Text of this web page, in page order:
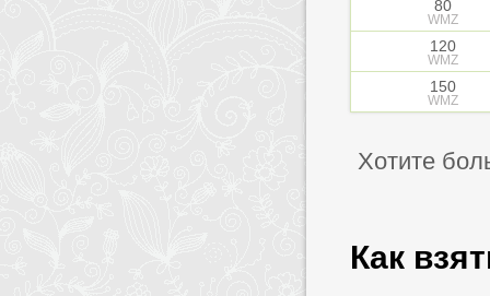
80
WMZ
120
WMZ
150
WMZ
Хотите
Как